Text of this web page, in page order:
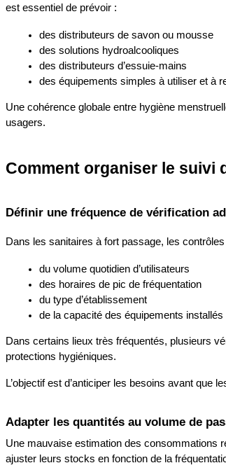
est essentiel de prévoir :
des distributeurs de savon ou mousse
des solutions hydroalcooliques
des distributeurs d’essuie-mains
des équipements simples à utiliser et à
Une cohérence globale entre hygiène
usagers.
Comment organiser le suivi
Définir une fréquence de vérification
Dans les sanitaires à fort passage, les
du volume quotidien d’utilisateurs
des horaires de pic de fréquentation
du type d’établissement
de la capacité des équipements installés
Dans certains lieux très fréquentés, plusieurs
protections hygiéniques.
L’objectif est d’anticiper les besoins avant que
Adapter les quantités au volume de
Une mauvaise estimation des consommations
ajuster leurs stocks en fonction de la